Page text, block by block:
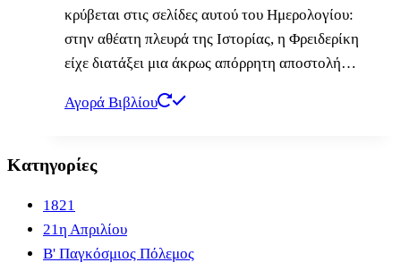
κρύβεται στις σελίδες αυτού του Ημερολογίου:
στην αθέατη πλευρά της Ιστορίας, η Φρειδερίκη
είχε διατάξει μια άκρως απόρρητη αποστολή…
Αγορά Βιβλίου
Κατηγορίες
1821
21η Απριλίου
B' Παγκόσμιος Πόλεμος